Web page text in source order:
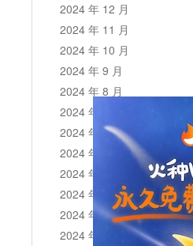
2024 年 12 月
2024 年 11 月
2024 年 10 月
2024 年 9 月
2024 年 8 月
2024 年 7 月
2024 年 6 月
2024 年 5 月
2024 年 4 月
2024 年 3 月
2024 年 2 月
2024 年 1 月